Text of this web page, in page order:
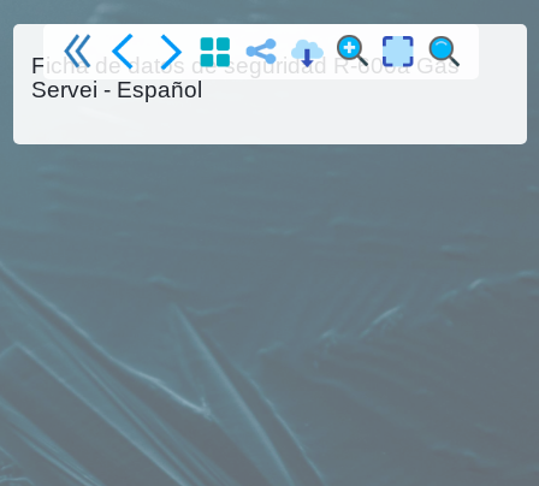
Ficha de datos de seguridad R-600a Gas
Servei - Español